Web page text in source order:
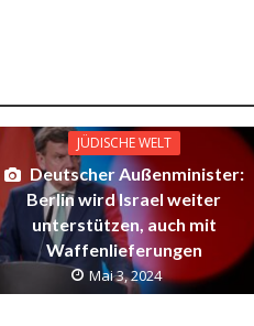
JÜDISCHE WELT
Deutscher Außenminister:
Berlin wird Israel weiter
unterstützen, auch mit
Waffenlieferungen
Mai 3, 2024